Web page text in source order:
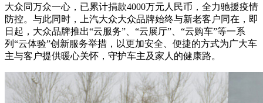
大众同万众一心，已累计捐款4000万元人民币，全力驰援疫情
防控。 与此同时，上汽大众大众品牌始终与新老客户同在，即
日起，大众品牌推出“云服务”、“云展厅”、“云购车”等一系
列“云体验”创新服务举措，以更加安全、便捷的方式为广大车
主与客户提供暖心关怀，守护车主及家人的健康路。